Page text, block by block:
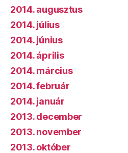
2014. augusztus
2014. július
2014. június
2014. április
2014. március
2014. február
2014. január
2013. december
2013. november
2013. október